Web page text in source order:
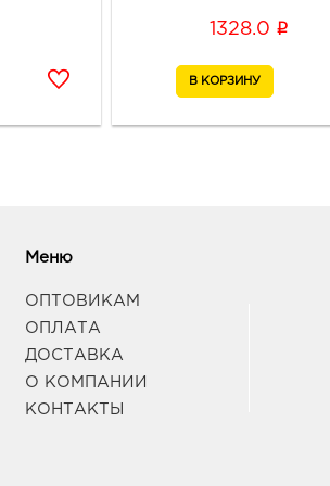
1328.0 i
Меню
ОПТОВИКАМ
ОПЛАТА
ДОСТАВКА
О КОМПАНИИ
КОНТАКТЫ